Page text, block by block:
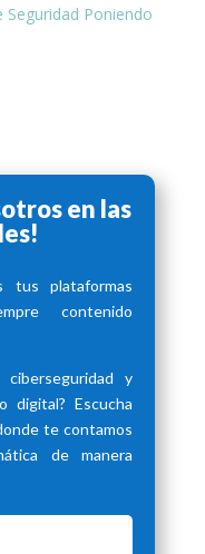
Poniendo
en las
tus plataformas
contenido
y
digital? Escucha
te contamos
de manera